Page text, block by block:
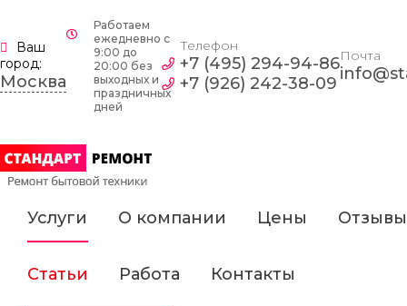
Ваш
город:
Москва
Работаем
ежедневно c
9:00 до
20:00 без
выходных и
праздничных
дней
Телефон
+7 (495) 294-94-86
+7 (926) 242-38-09
Почта
Услуги О компании Цены Отзывы
Статьи Работа Контакты